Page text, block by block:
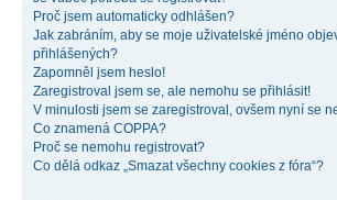
Proč jsem automaticky odhlášen?
Jak zabráním, aby se moje uživatelské jméno
přihlášených?
Zapomněl jsem heslo!
Zaregistroval jsem se, ale nemohu se přihlásit!
V minulosti jsem se zaregistroval, ovšem nyní se
Co znamená COPPA?
Proč se nemohu registrovat?
Co dělá odkaz „Smazat všechny cookies z fóra“?